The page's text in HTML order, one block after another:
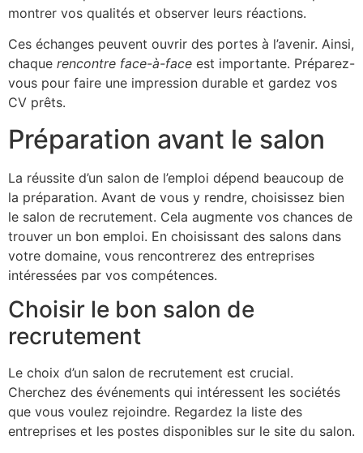
montrer vos qualités et observer leurs réactions.
Ces échanges peuvent ouvrir des portes à l’avenir. Ainsi,
chaque rencontre face-à-face est importante. Préparez-
vous pour faire une impression durable et gardez vos
CV prêts.
Préparation avant le salon
La réussite d’un salon de l’emploi dépend beaucoup de
la préparation. Avant de vous y rendre, choisissez bien
le salon de recrutement. Cela augmente vos chances de
trouver un bon emploi. En choisissant des salons dans
votre domaine, vous rencontrerez des entreprises
intéressées par vos compétences.
Choisir le bon salon de
recrutement
Le choix d’un salon de recrutement est crucial.
Cherchez des événements qui intéressent les sociétés
que vous voulez rejoindre. Regardez la liste des
entreprises et les postes disponibles sur le site du salon.